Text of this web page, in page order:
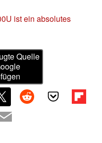
ist ein absolutes
Quelle